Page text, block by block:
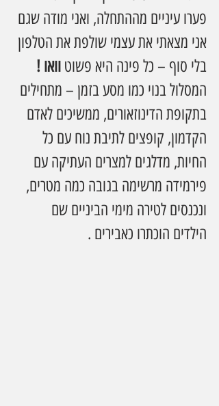
פערו עיניים מההתחלה, ואני מודה שגם
אני מצאתי את עצמי שולפת את הטלפון
בלי סוף – כל פינה היא פשוט וואו !
המסלול בנוי כמו מסע בזמן – מתחילים
בתקופת הדינוזאורים, ממשיכים לאדם
הקדמון, קופצים לתיבת נוח עם כל
החיות, מדלגים למצרים העתיקה עם
פירמידה מרשימה בגובה כמה מטרים,
ונכנסים לטירה מימי הביניים שם
הילדים הוכתרו כאבירים .